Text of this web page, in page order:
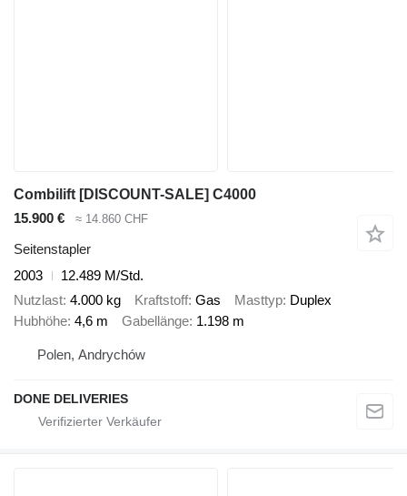
Combilift [DISCOUNT-SALE] C4000
15.900 €
≈ 14.860 CHF
Seitenstapler
2003
12.489 M/Std.
Nutzlast 4.000 kg Kraftstoff Gas Masttyp Duplex
Hubhöhe 4,6 m Gabellänge 1.198 m
Polen, Andrychów
DONE DELIVERIES